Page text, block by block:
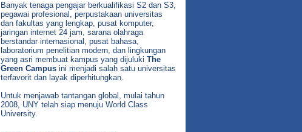
Banyak tenaga pengajar berkualifikasi S2 dan S3,
pegawai profesional, perpustakaan universitas
dan fakultas yang lengkap, pusat komputer,
jaringan internet 24 jam, sarana olahraga
berstandar internasional, pusat bahasa,
laboratorium penelitian modern, dan lingkungan
yang asri membuat kampus yang dijuluki The
Green Campus ini menjadi salah satu universitas
terfavorit dan layak diperhitungkan.
Untuk menjawab tantangan global, mulai tahun
2008, UNY telah siap menuju World Class
University.